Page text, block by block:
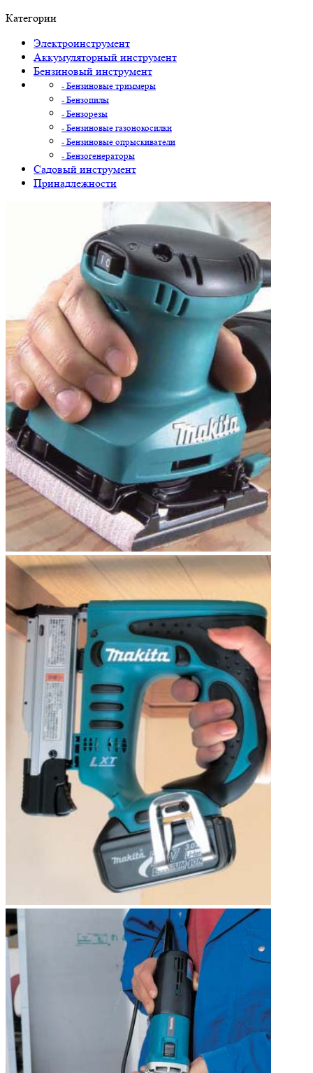
Категории
Электроинструмент
Аккумуляторный инструмент
Бензиновый инструмент
- Бензиновые триммеры
- Бензопилы
- Бензорезы
- Бензиновые газонокосилки
- Бензиновые опрыскиватели
- Бензогенераторы
Садовый инструмент
Принадлежности